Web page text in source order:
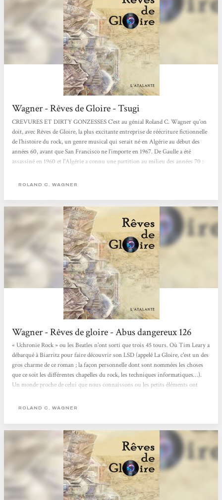
Wagner - Rêves de Gloire - Tsugi
CREVURES ET DIRTY GONZESSES C'est au génial Roland C. Wagner qu'on
doit, avec Rêves de Gloire, la plus excitante entreprise de réécriture fictionnelle
de l’histoire du rock, un genre musical qui serait né en Algérie au début des
années 60, avant que San Francisco ne l’importe en 1967. De Gaulle a été
assassiné en 1960 et l'Algérie a connu une partition au milieu des années 70 :
et un collectionneur de disques, spécialiste du "rock psychodélique", évoque ses
ROLAND C. WAGNER
Wagner - Rêves de gloire - Abus dangereux 126
« Uchronie Rock » ou les Beatles n'ont sorti que trois 45 tours. Où Tim Leary a
débarqué à Biarritz pour faire découvrir son LSD (appelé La Gloire, c'est un des
gros charme de ce roman ; la façon personnelle dont sont nommées les choses
que ce soit les différentes chapelles du rock, les techniques informatiques…).
Un monde proche de celui que nous connaissons ou les petits éléments ont
maîtrisé avec un mode narratif particulier fait de très courts « chapitres »
ROLAND C. WAGNER